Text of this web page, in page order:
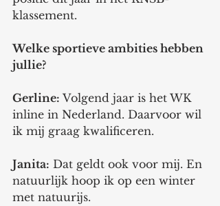
klassement.
Welke sportieve ambities hebben
jullie?
Gerline: Volgend jaar is het WK
inline in Nederland. Daarvoor wil
ik mij graag kwalificeren.
Janita: Dat geldt ook voor mij. En
natuurlijk hoop ik op een winter
met natuurijs.